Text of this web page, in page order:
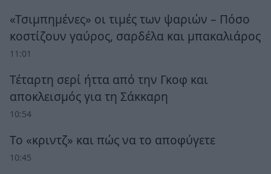
«Τσιμπημένες» οι τιμές των ψαριών – Πόσο
κοστίζουν γαύρος, σαρδέλα και μπακαλιάρος
11:01
Τέταρτη σερί ήττα από την Γκοφ και
αποκλεισμός για τη Σάκκαρη
10:54
Το «κριντζ» και πώς να το αποφύγετε
10:45